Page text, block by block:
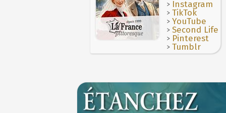
> Instagram
>TikTok
>YouTube
>Second Life
> Pinterest
>Tumblr